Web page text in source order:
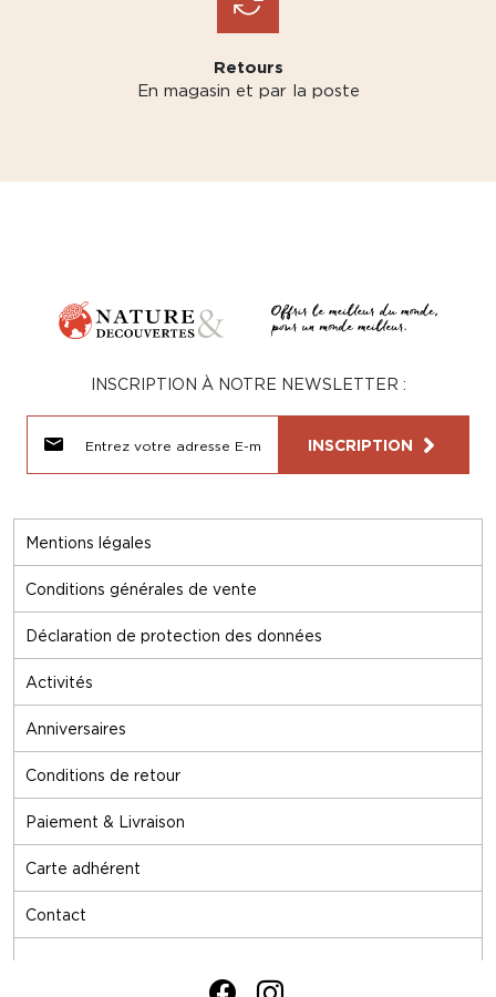
Retours
En magasin et par la poste
Mentions légales
Conditions générales de vente
Déclaration de protection des données
Activités
Anniversaires
Conditions de retour
Paiement & Livraison
Carte adhérent
Contact
INSCRIPTION À NOTRE NEWSLETTER :
INSCRIPTION